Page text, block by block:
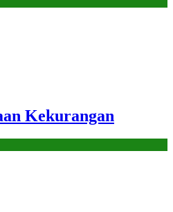
Kekurangan